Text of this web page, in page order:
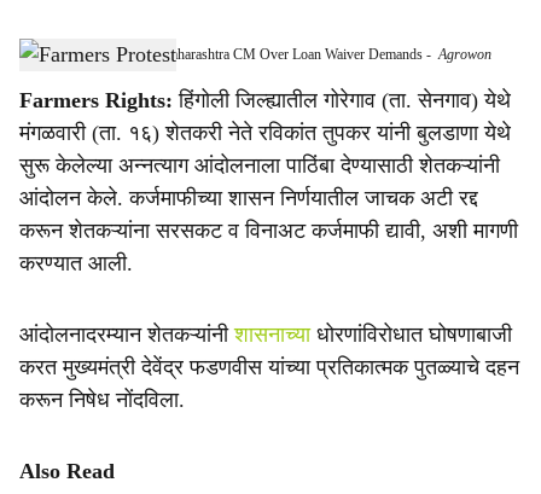
a
r
e
Farmers Burn Effigy of Maharashtra CM Over Loan Waiver Demands -Agrowon
Farmers Rights: हिंगोली जिल्ह्यातील गोरेगाव (ता. सेनगाव) येथे
मंगळवारी (ता. १६) शेतकरी नेते रविकांत तुपकर यांनी बुलडाणा येथे
सुरू केलेल्या अन्नत्याग आंदोलनाला पाठिंबा देण्यासाठी शेतकऱ्यांनी
आंदोलन केले. कर्जमाफीच्या शासन निर्णयातील जाचक अटी रद्द
करून शेतकऱ्यांना सरसकट व विनाअट कर्जमाफी द्यावी, अशी मागणी
करण्यात आली.
आंदोलनादरम्यान शेतकऱ्यांनीशासनाच्याधोरणांविरोधात घोषणाबाजी
करत मुख्यमंत्री देवेंद्र फडणवीस यांच्या प्रतिकात्मक पुतळ्याचे दहन
करून निषेध नोंदविला.
Also Read